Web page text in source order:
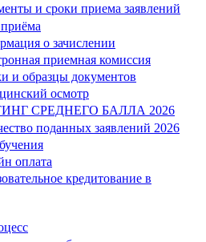
и сроки приема заявлений
о зачислении
приемная комиссия
и образцы документов
осмотр
СРЕДНЕГО БАЛЛА 2026
поданных заявлений 2026
оплата
кредитование в